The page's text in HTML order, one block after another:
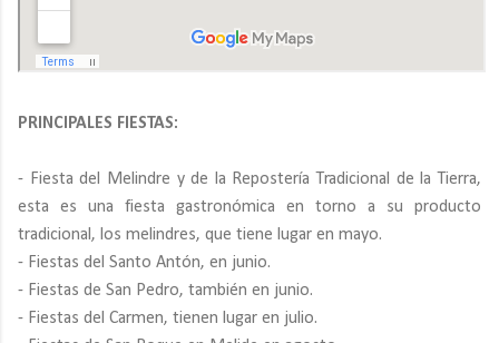
PRINCIPALES FIESTAS:
- Fiesta del Melindre y de la Repostería Tradicional de la Tierra,
esta es una fiesta gastronómica en torno a su producto
tradicional, los melindres, que tiene lugar en mayo.
- Fiestas del Santo Antón, en junio.
- Fiestas de San Pedro, también en junio.
- Fiestas del Carmen, tienen lugar en julio.